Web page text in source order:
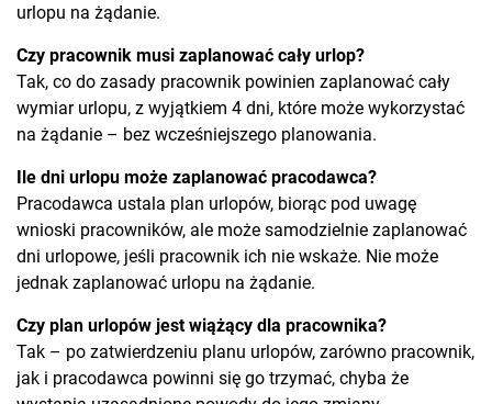
urlopu na żądanie.
Czy pracownik musi zaplanować cały urlop?
Tak, co do zasady pracownik powinien zaplanować cały
wymiar urlopu, z wyjątkiem 4 dni, które może wykorzystać
na żądanie – bez wcześniejszego planowania.
Ile dni urlopu może zaplanować pracodawca?
Pracodawca ustala plan urlopów, biorąc pod uwagę
wnioski pracowników, ale może samodzielnie zaplanować
dni urlopowe, jeśli pracownik ich nie wskaże. Nie może
jednak zaplanować urlopu na żądanie.
Czy plan urlopów jest wiążący dla pracownika?
Tak – po zatwierdzeniu planu urlopów, zarówno pracownik,
jak i pracodawca powinni się go trzymać, chyba że